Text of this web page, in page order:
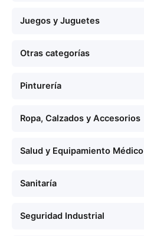
Juegos y Juguetes
Otras categorías
Pinturería
Ropa, Calzados y Accesorios
Salud y Equipamiento Médico
Sanitaría
Seguridad Industrial